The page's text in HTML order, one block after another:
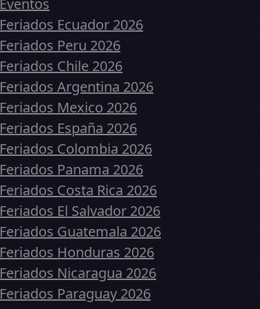
Eventos
Feriados Ecuador 2026
Feriados Peru 2026
Feriados Chile 2026
Feriados Argentina 2026
Feriados Mexico 2026
Feriados España 2026
Feriados Colombia 2026
Feriados Panama 2026
Feriados Costa Rica 2026
Feriados El Salvador 2026
Feriados Guatemala 2026
Feriados Honduras 2026
Feriados Nicaragua 2026
Feriados Paraguay 2026